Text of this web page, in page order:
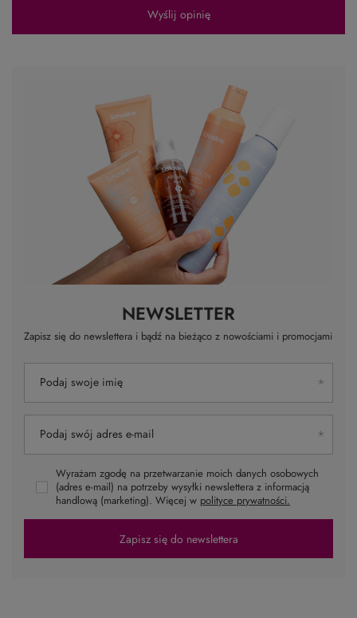
Wyślij opinię
NEWSLETTER
Zapisz się do newslettera i bądź na bieżąco z nowościami i promocjami
Podaj swoje imię
Podaj swój adres e-mail
Wyrażam zgodę na przetwarzanie moich danych osobowych
(adres e-mail) na potrzeby wysyłki newslettera z informacją
handlową (marketing). Więcej w polityce prywatności.
Zapisz się do newslettera